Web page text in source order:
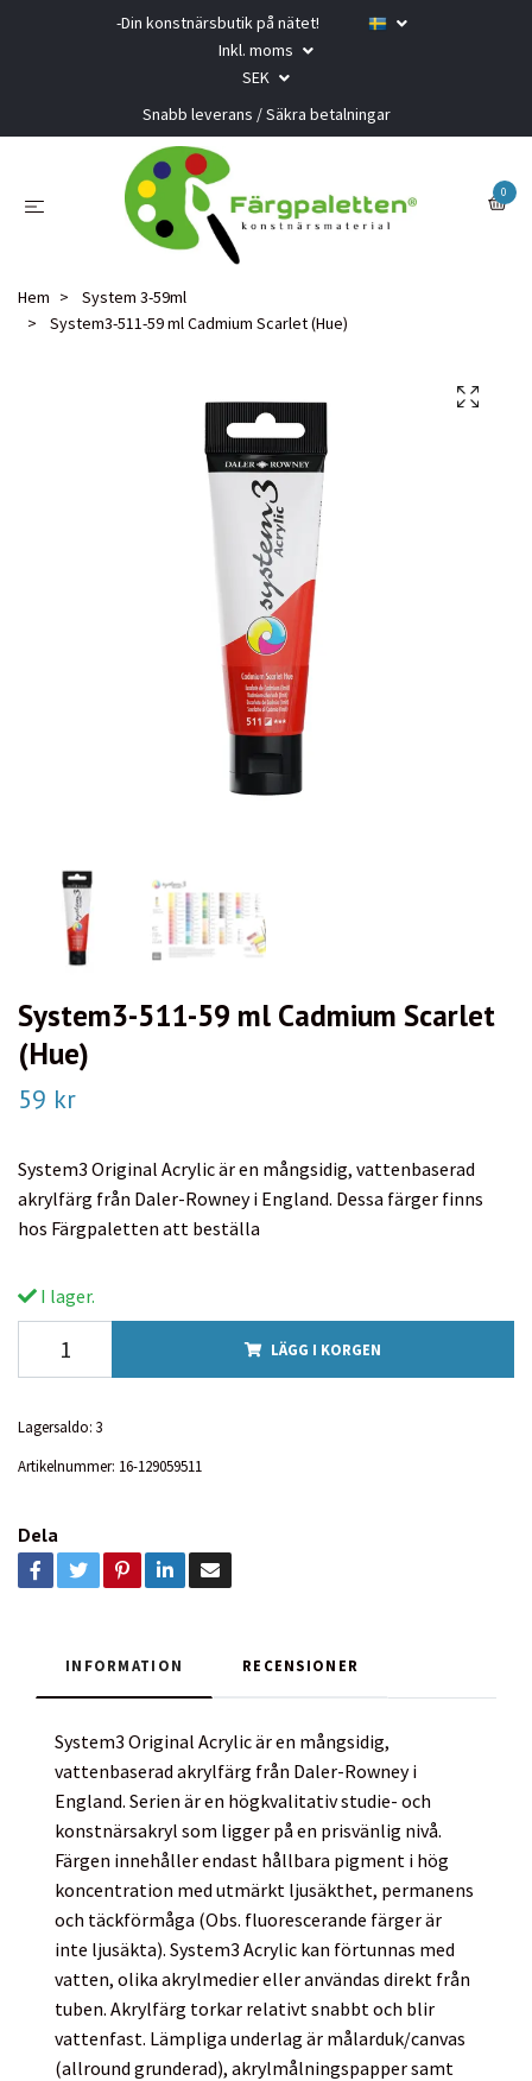
-Din konstnärsbutik på nätet!
Inkl. moms
SEK
Snabb leverans / Säkra betalningar
0
Hem
System 3-59ml
System3-511-59 ml Cadmium Scarlet (Hue)
System3-511-59 ml Cadmium Scarlet
(Hue)
59 kr
System3 Original Acrylic är en mångsidig, vattenbaserad
akrylfärg från Daler-Rowney i England. Dessa färger finns
hos Färgpaletten att beställa
I lager.
LÄGG I KORGEN
Lagersaldo: 3
Artikelnummer: 16-129059511
Dela
INFORMATION RECENSIONER
System3 Original Acrylic är en mångsidig,
vattenbaserad akrylfärg från Daler-Rowney i
England. Serien är en högkvalitativ studie- och
konstnärsakryl som ligger på en prisvänlig nivå.
Färgen innehåller endast hållbara pigment i hög
koncentration med utmärkt ljusäkthet, permanens
och täckförmåga (Obs. fluorescerande färger är
inte ljusäkta). System3 Acrylic kan förtunnas med
vatten, olika akrylmedier eller användas direkt från
tuben. Akrylfärg torkar relativt snabbt och blir
vattenfast. Lämpliga underlag är målarduk/canvas
(allround grunderad), akrylmålningspapper samt